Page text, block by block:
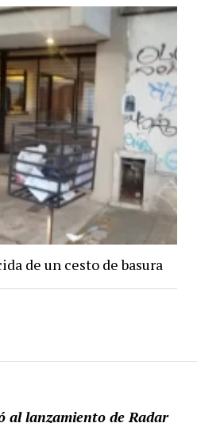
al lanzamiento de Radar
de un cesto de basura